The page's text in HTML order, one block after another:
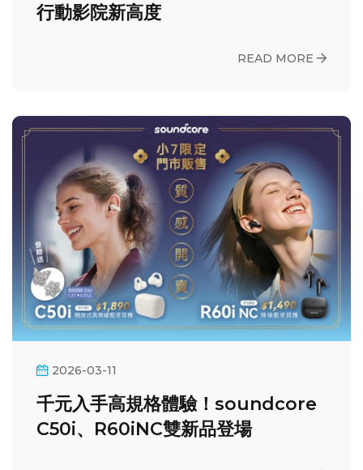
行動影院新高度
READ MORE
2026-03-11
千元入手高規格體驗！soundcore
C50i、R60iNC雙新品登場